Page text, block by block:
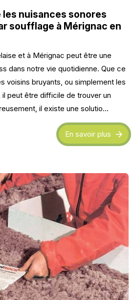
nuisances sonores
soufflage à Mérignac en
et à Mérignac peut être une
dans notre vie quotidienne. Que ce
voisins bruyants, ou simplement les
peut être difficile de trouver un
il existe une solutio...
En savoir plus